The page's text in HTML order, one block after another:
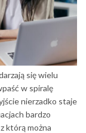
się wielu
w spiralę
nierzadko staje
bardzo
którą można